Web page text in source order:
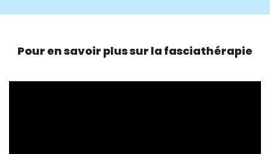
Pour en savoir plus sur la fasciathérapie